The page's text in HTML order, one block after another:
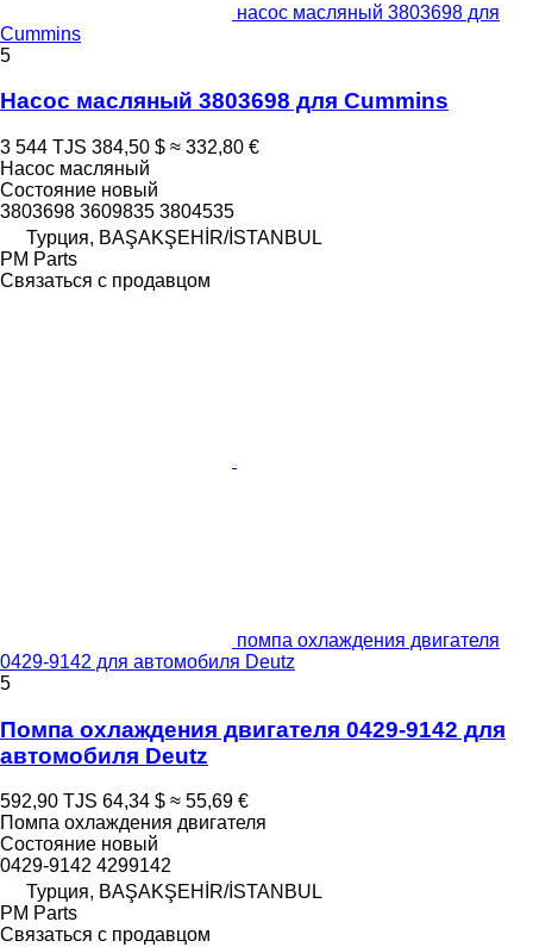
насос масляный 3803698 для
Cummins
5
Насос масляный 3803698 для Cummins
3 544 TJS 384,50 $ ≈ 332,80 €
Насос масляный
Состояние новый
3803698 3609835 3804535
Турция, BAŞAKŞEHİR/İSTANBUL
PM Parts
Связаться с продавцом
помпа охлаждения двигателя
0429-9142 для автомобиля Deutz
5
Помпа охлаждения двигателя 0429-9142 для
автомобиля Deutz
592,90 TJS 64,34 $ ≈ 55,69 €
Помпа охлаждения двигателя
Состояние новый
0429-9142 4299142
Турция, BAŞAKŞEHİR/İSTANBUL
PM Parts
Связаться с продавцом